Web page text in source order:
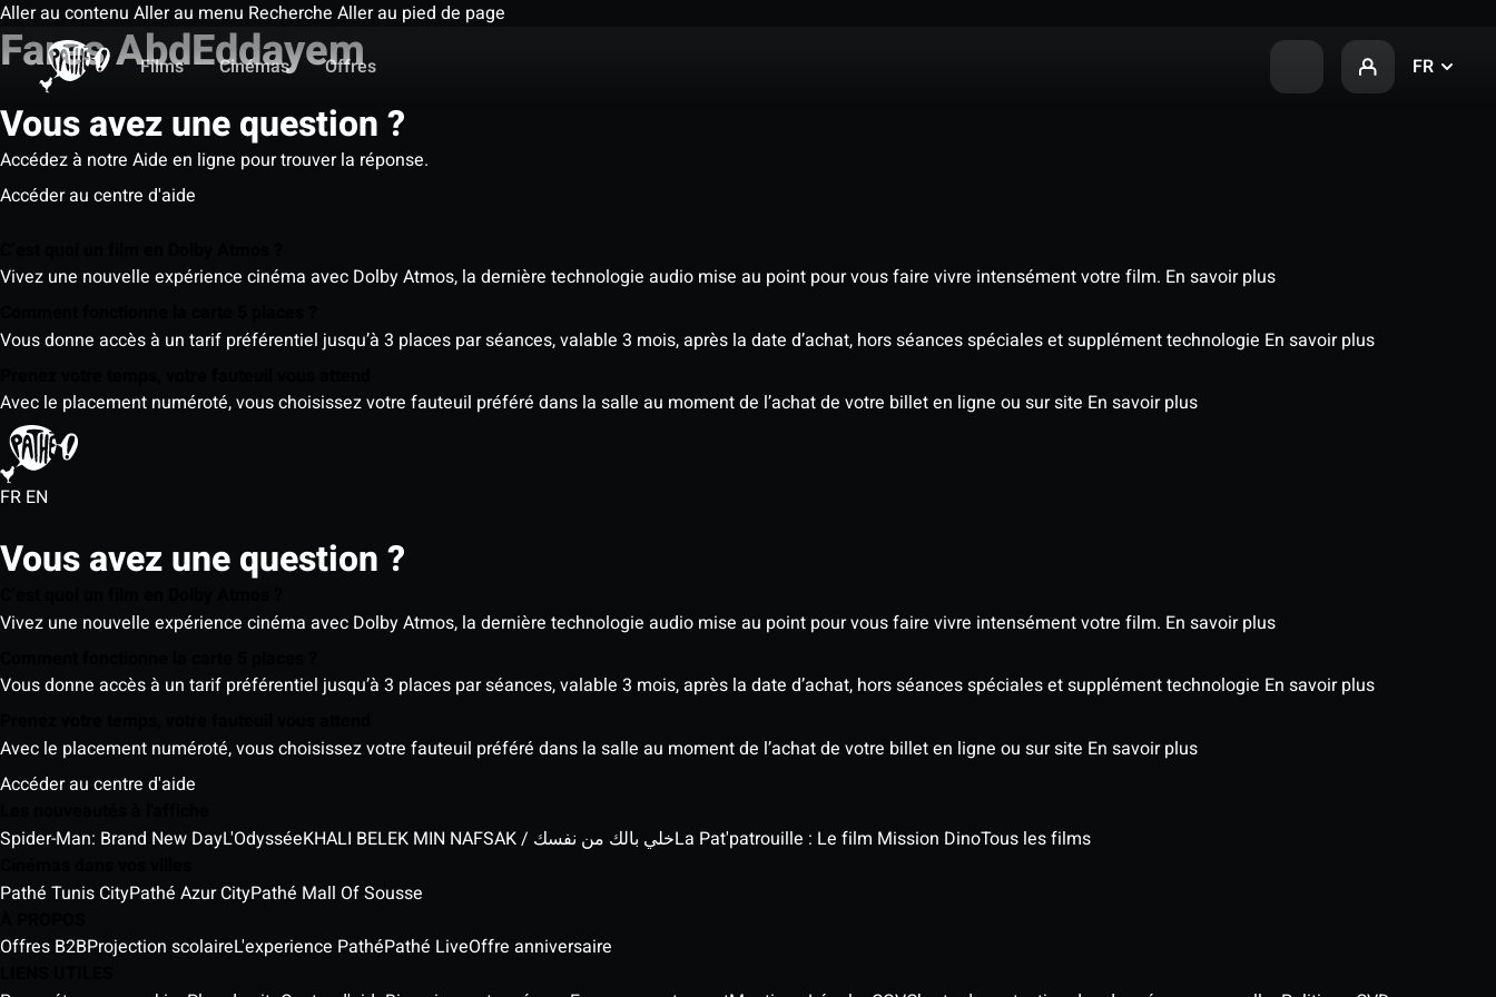
Aller au contenu Aller au menu Recherche Aller au pied de page
Films
Cinémas Offres FR
Fares AbdEddayem
Vous avez une question ?
Accédez à notre Aide en ligne pour trouver la réponse.
Accéder au centre d'aide
Vivez une nouvelle expérience cinéma avec Dolby Atmos, la dernière technologie audio mise au point pour vous faire vivre intensément votre film. En savoir plus
Vous donne accès à un tarif préférentiel jusqu’à 3 places par séances, valable 3 mois, après la date d’achat, hors séances spéciales et supplément technologie En savoir plus
Avec le placement numéroté, vous choisissez votre fauteuil préféré dans la salle au moment de l’achat de votre billet en ligne ou sur site En savoir plus
FR EN
Vous avez une question ?
Vivez une nouvelle expérience cinéma avec Dolby Atmos, la dernière technologie audio mise au point pour vous faire vivre intensément votre film. En savoir plus
Vous donne accès à un tarif préférentiel jusqu’à 3 places par séances, valable 3 mois, après la date d’achat, hors séances spéciales et supplément technologie En savoir plus
Avec le placement numéroté, vous choisissez votre fauteuil préféré dans la salle au moment de l’achat de votre billet en ligne ou sur site En savoir plus
Accéder au centre d'aide
Spider-Man: Brand New DayL'Odyssée KHALI BELEK MIN NAFSAK / خلي بالك من نفسكLa Pat'patrouille : Le film Mission DinoTous les films
Pathé Tunis CityPathé Azur CityPathé Mall Of Sousse
Offres B2BProjection scolaireL'experience PathéPathé LiveOffre anniversaire